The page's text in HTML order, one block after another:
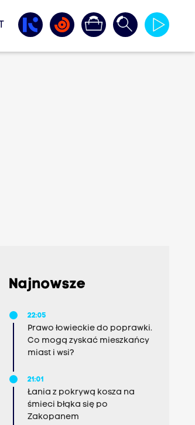
Najnowsze
22:05
Prawo łowieckie do poprawki.
Co mogą zyskać mieszkańcy
miast i wsi?
21:01
Łania z pokrywą kosza na
śmieci błąka się po
Zakopanem